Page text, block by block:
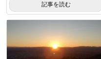
記事を読む